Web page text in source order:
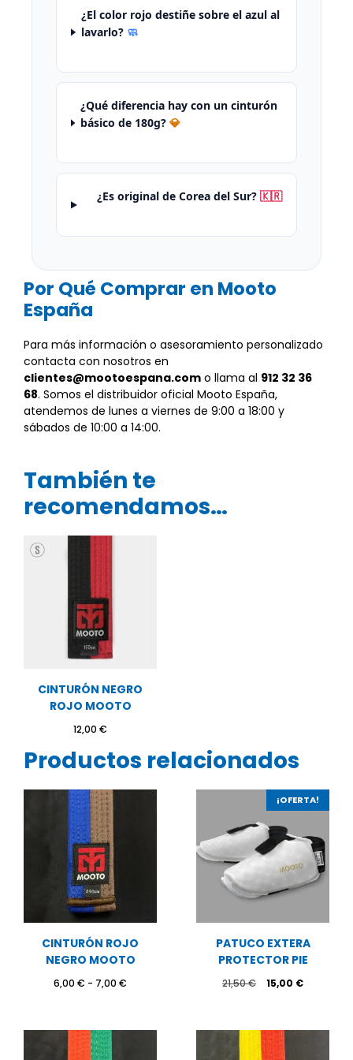
¿El color rojo destiñe sobre el azul al
lavarlo? 🧼
¿Qué diferencia hay con un cinturón
básico de 180g? 💎
¿Es original de Corea del Sur? 🇰🇷
Por Qué Comprar en Mooto
España
Para más información o asesoramiento personalizado
contacta con nosotros en
clientes@mootoespana.com o llama al 912 32 36
68. Somos el distribuidor oficial Mooto España,
atendemos de lunes a viernes de 9:00 a 18:00 y
sábados de 10:00 a 14:00.
También te
recomendamos…
CINTURÓN NEGRO
ROJO MOOTO
12,00 €
Productos relacionados
CINTURÓN ROJO
NEGRO MOOTO
6,00 € - 7,00 €
¡OFERTA!
PATUCO EXTERA
PROTECTOR PIE
21,50€
El
21,50 €.
15,00 €El